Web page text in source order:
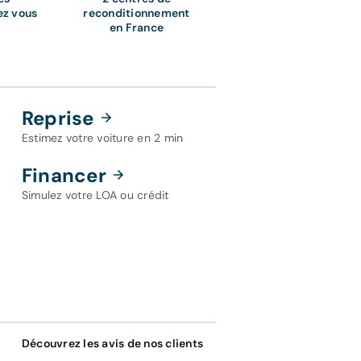
vous
reconditionnement
en France
Reprise
Estimez votre voiture en 2 min
Financer
Simulez votre LOA ou crédit
Découvrez les avis de nos clients